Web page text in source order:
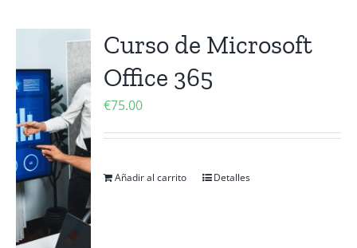
Curso de Microsoft
Office 365
€75.00
Añadir al carrito Detalles